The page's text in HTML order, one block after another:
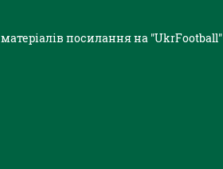
посилання на "UkrFootball"